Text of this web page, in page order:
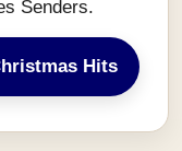
Senders.
Hits